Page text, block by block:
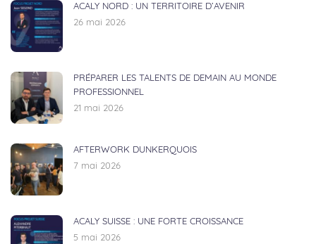
ACALY NORD : UN TERRITOIRE D’AVENIR
26 mai 2026
PRÉPARER LES TALENTS DE DEMAIN AU MONDE
PROFESSIONNEL
21 mai 2026
AFTERWORK DUNKERQUOIS
7 mai 2026
ACALY SUISSE : UNE FORTE CROISSANCE
5 mai 2026